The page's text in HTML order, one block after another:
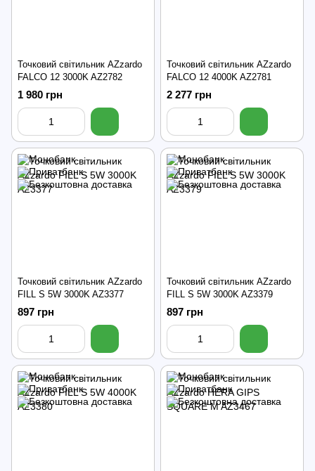
Точковий світильник AZzardo
FALCO 12 3000K AZ2782
1 980 грн
Точковий світильник AZzardo
FALCO 12 4000K AZ2781
2 277 грн
Точковий світильник AZzardo
FILL S 5W 3000K AZ3377
897 грн
Точковий світильник AZzardo
FILL S 5W 3000K AZ3379
897 грн